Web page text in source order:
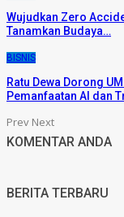
Wujudkan Zero
Tanamkan Budaya…
BISNIS
Ratu Dewa Dorong
Pemanfaatan AI dan
Prev Next
KOMENTAR ANDA
BERITA TERBARU